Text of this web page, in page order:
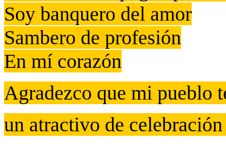
Soy banquero del amor
Sambero de profesión
En mí corazón
Agradezco que mi pueblo
un atractivo de